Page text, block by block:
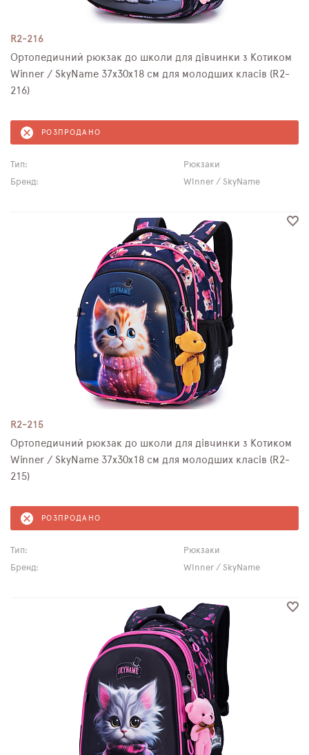
R2-216
Ортопедичний рюкзак до школи для дівчинки з Котиком
Winner / SkyName 37х30х18 см для молодших класів (R2-
216)
РОЗПРОДАНО
Тип:
Рюкзаки
Бренд:
Winner / SkyName
R2-215
Ортопедичний рюкзак до школи для дівчинки з Котиком
Winner / SkyName 37х30х18 см для молодших класів (R2-
215)
РОЗПРОДАНО
Тип:
Рюкзаки
Бренд:
Winner / SkyName